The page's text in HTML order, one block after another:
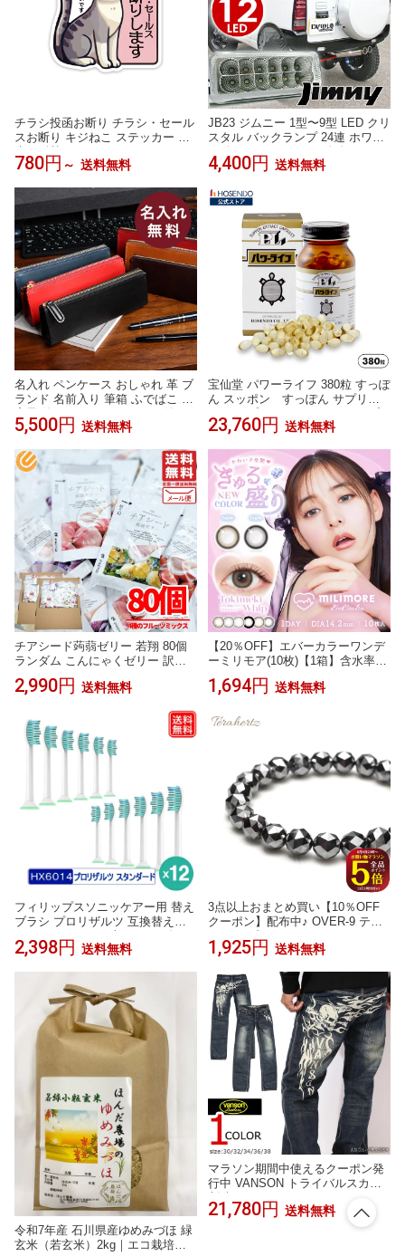
チラシ投函お断り チラシ・セール
スお断り キジねこ ステッカー 防
水・耐熱 シール
780円 ～ 送料無料
JB23 ジムニー 1型〜9型 LED クリ
スタル バックランプ 24連 ホワイ
ト 白 インナーメッキ 左右セット
バックライト 純正交換
4,400円 送料無料
名入れ ペンケース おしゃれ 革 ブ
ランド 名前入り 筆箱 ふでばこ 大
RioL スリップオン 誕生日 退職祝
ギフト 男性 名前入れ ギフト あす
楽
5,500円 送料無料
宝仙堂 パワーライフ 380粒 すっぽ
ん スッポン すっぽん サプリメ
リ スッポンサプリ カプセル すっ
ラーゲン ビタミン ミネラル カル
シウム男性 女性 自信 活力 健康食
品 【1日5粒 / 約2ヶ月】
23,760円 送料無料
チアシード蒟蒻ゼリー 若翔 80個
ランダム こんにゃくゼリー 訳あ
り メール便 コストコ 通販 送料無
料
2,990円 送料無料
【20％OFF】エバーカラーワンデ
ーミリモア(10枚)【1箱】含水率6
0％UVカット うるおい成分配合 E
verColor1day MILIMOR ナチュラ
ル まどわせパール カラコン ワン
1,694円 送料無料
フィリップスソニッケアー用 替え
ブラシ プロリザルツ 互換替えブ
ラシ HX6014 x 12本 スタンダード
HX6012 HX6014/01 HX6018/01 電
2,398円 送料無料
3点以上おまとめ買い【10％OFF
クーポン】配布中♪ OVER-9 テラ
ヘルツ ブレスレット トライアン
グルカット 8mm テラ鉱石 公的機
康 ジュエリー パワーストーン 天
然石 【メール便送料無料】
1,925円 送料無料
令和7年産 石川県産ゆめみづほ 緑
玄米（若玄米）2kg｜エコ栽培米
マラソン期間中使えるクーポン発
行中 VANSON トライバルスカル
刺繍 デニムパンツ SP-B-26 バン
ソン USED加工 ジーンズ
21,780円 送料無料